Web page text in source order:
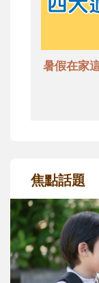
暑假在家
焦點話題